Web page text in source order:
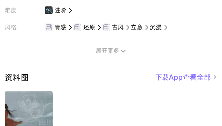
难度 进阶 
风格 情感  还原  古风  立意  沉浸 
展开更多 
资料图 下载App查看全部 